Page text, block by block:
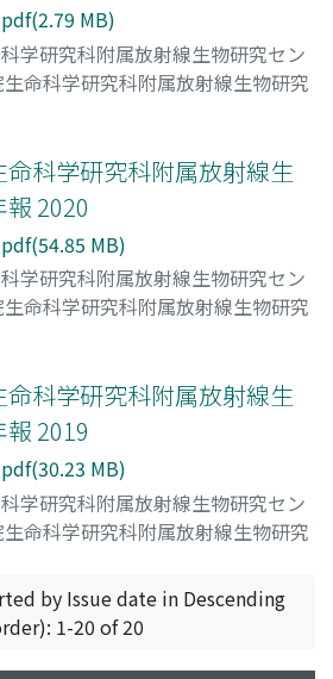
MB)
学研究科附属放射線生物研究セン
命科学研究科附属放射線生物研究
研究科附属放射線生物研究センタ
Center, Kyoto University
科学研究科附属放射線生
2020
MB)
学研究科附属放射線生物研究セン
命科学研究科附属放射線生物研究
研究科附属放射線生物研究センタ
Center, Kyoto University
科学研究科附属放射線生
2019
MB)
学研究科附属放射線生物研究セン
命科学研究科附属放射線生物研究
学研究科附属放射線生物研究センタ
Center, Kyoto University
by Issue date in Descending
1-20 of 20